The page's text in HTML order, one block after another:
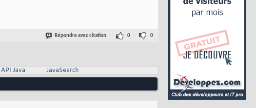
Répondre avec citation 0 0
Java
JavaSearch